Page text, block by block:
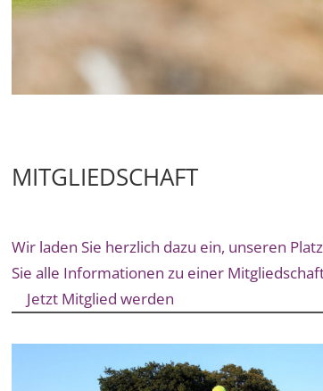
MITGLIEDSCHAFT
Wir laden Sie herzlich dazu ein, unseren
Sie alle Informationen zu einer
Jetzt Mitglied werden